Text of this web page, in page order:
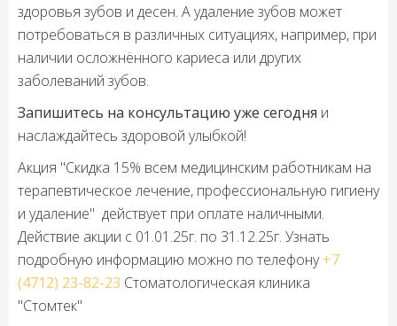
здоровья зубов и десен. А удаление зубов может
потребоваться в различных ситуациях, например, при
наличии осложнённого кариеса или других
заболеваний зубов.
Запишитесь на консультацию уже сегодня и
наслаждайтесь здоровой улыбкой!
Акция "Скидка 15% всем медицинским работникам на
терапевтическое лечение, профессиональную гигиену
и удаление" действует при оплате наличными.
Действие акции c 01.01.25г. по 31.12.25г. Узнать
подробную информацию можно по телефону+7
(4712) 23-82-23 Стоматологическая клиника
"Стомтек"